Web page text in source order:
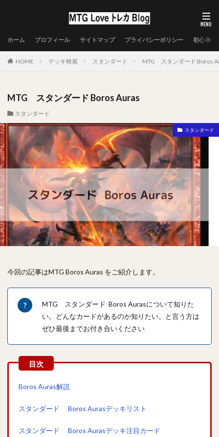
ホーム プロフィール サイトマップ プライバシーポリシー 初心者向
HOME デッキ検索 スタンダード MTG スタンダード Boros
MTG スタンダード Boros Auras
スタンダード
スタンダード
今回の記事はMTG Boros Auras をご紹介します。
MTG スタンダード Boros Aurasについて知りた
い。どんなカードがあるのか知りたい。と言う方は
ぜひ最後までお付き合いください
Boros Auras解説
スタンダード Boros Aurasデッキリスト
スタンダード Boros Aurasデッキ注目カード